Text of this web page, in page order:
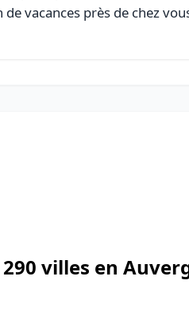
vacances près de chez
290 villes en